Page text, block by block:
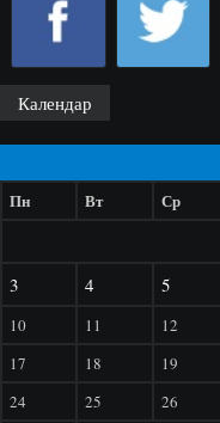
Календар
Пн Вт Ср
3
4 5
10
11 12
17
18 19
24
25 26